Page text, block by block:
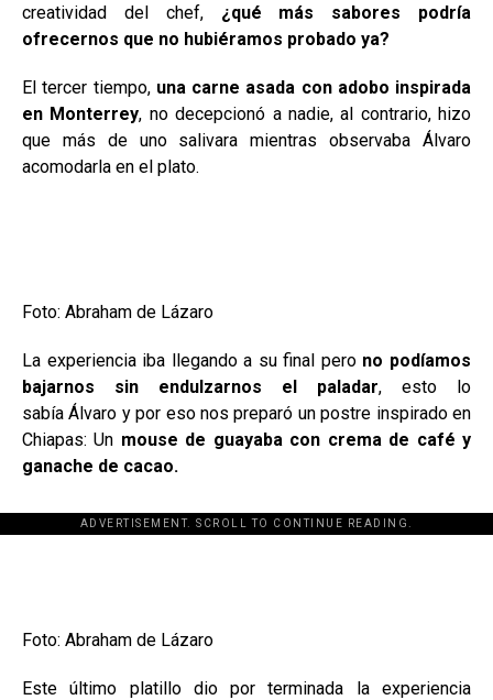
creatividad del chef,¿qué más sabores podría
ofrecernos que no hubiéramos probado ya?
El tercer tiempo,una carne asada con adobo inspirada
en Monterrey, no decepcionó a nadie, al contrario, hizo
que más de uno salivara mientras observaba Álvaro
acomodarla en el plato.
Foto: Abraham de Lázaro
La experiencia iba llegando a su final pero no podíamos
bajarnos sin endulzarnos el paladar, esto lo
sabía Álvaro y por eso nos preparó un postre inspirado en
Chiapas: Un mouse de guayaba con crema de café y
ganache de cacao.
ADVERTISEMENT. SCROLL TO CONTINUE READING.
[adsforwp id="243463"]
Foto: Abraham de Lázaro
Este último platillo dio por terminada la experiencia